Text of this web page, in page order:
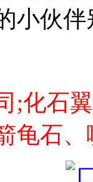
小伙
;化石
龟石